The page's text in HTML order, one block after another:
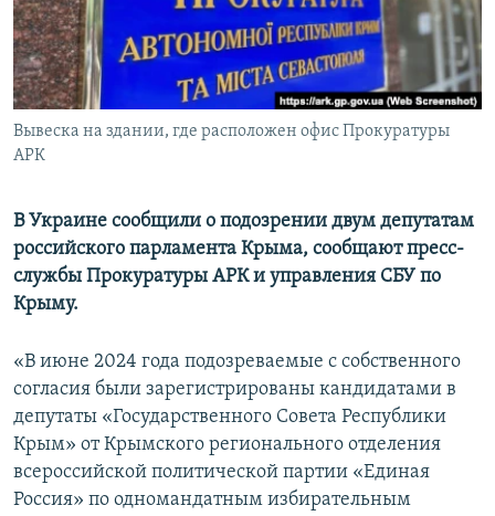
ПОБЕДИТЕЛЕЙ НЕ СУДЯТ?
КРЫМ.НЕПОКОРЕННЫЙ
ELIFBE
УКРАИНСКАЯ ПРОБЛЕМА КРЫМА
ПРИСОЕДИНЯЙТЕСЬ!
Вывеска на здании, где расположен офис Прокуратуры
АРК
В Украине сообщили о подозрении двум депутатам
российского парламента Крыма, сообщают пресс-
службы Прокуратуры АРК и управления СБУ по
Крыму.
«В июне 2024 года подозреваемые с собственного
согласия были зарегистрированы кандидатами в
депутаты «Государственного Совета Республики
Крым» от Крымского регионального отделения
всероссийской политической партии «Единая
Россия» по одномандатным избирательным